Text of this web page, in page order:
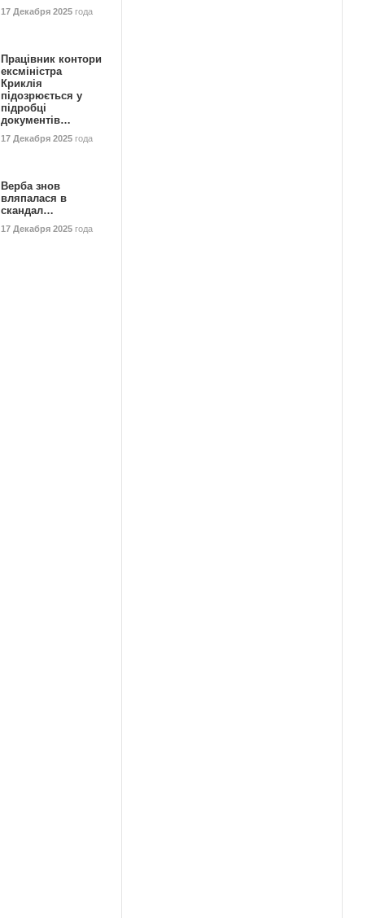
17 Декабря 2025 года
Працівник контори
ексміністра
Криклія
підозрюється у
підробці
документів…
17 Декабря 2025 года
Верба знов
вляпалася в
скандал…
17 Декабря 2025 года